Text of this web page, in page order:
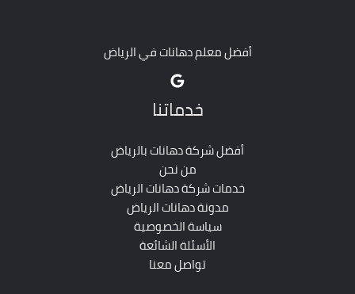
أفضل معلم دهانات في الرياض
خدماتنا
أفضل شركة دهانات بالرياض
من نحن
خدمات شركة دهانات الرياض
مدونة دهانات الرياض
سياسة الخصوصية
الأسئلة الشائعة
تواصل معنا